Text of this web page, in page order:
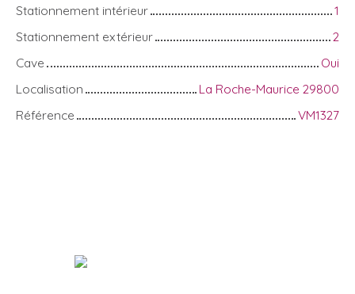
Stationnement intérieur
1
Stationnement extérieur
2
Cave
Oui
Localisation
La Roche-Maurice 29800
Référence
VM1327